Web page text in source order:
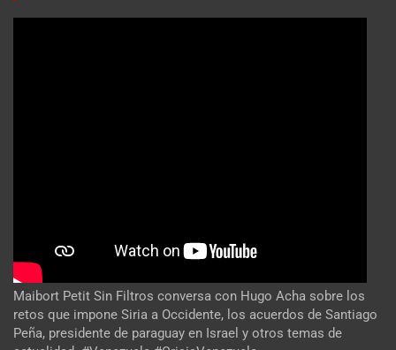
Maibort Petit Sin Filtros conversa con Hugo Acha sobre los
retos que impone Siria a Occidente, los acuerdos de Santiago
Peña, presidente de paraguay en Israel y otros temas de